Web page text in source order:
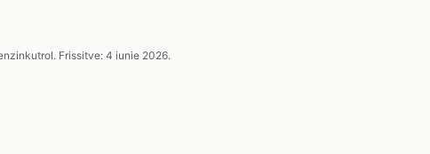
Frissitve: 4 iunie 2026.